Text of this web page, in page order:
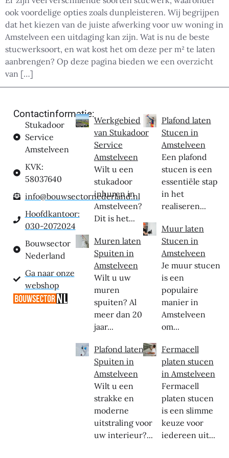
ook voordelige opties zoals dunpleisteren. Wij begrijpen
dat het kiezen van de juiste afwerking voor uw woning in
Amstelveen een uitdaging kan zijn. Wat is nu de beste
stucwerksoort, en wat kost het om deze per m² te laten
aanbrengen? Op deze pagina bieden we een overzicht
van […]
Contactinformatie:
Stukadoor
Service
Amstelveen
KVK:
58037640
info@bouwsectornederland.nl
Hoofdkantoor:
030-2072024
Bouwsector
Nederland
Ga naar onze
webshop
Werkgebied
van Stukadoor
Service
Amstelveen
Wilt u een
stukadoor
inhuren in
Amstelveen?
Dit is het...
Muren laten
Spuiten in
Amstelveen
Wilt u uw
muren
spuiten? Al
meer dan 20
jaar...
Plafond laten
Spuiten in
Amstelveen
Wilt u een
strakke en
moderne
uitstraling voor
uw interieur?...
Plafond laten
Stucen in
Amstelveen
Een plafond
stucen is een
essentiële stap
in het
realiseren...
Muur laten
Stucen in
Amstelveen
Je muur stucen
is een
populaire
manier in
Amstelveen
om...
Fermacell
platen stucen
in Amstelveen
Fermacell
platen stucen
is een slimme
keuze voor
iedereen uit...